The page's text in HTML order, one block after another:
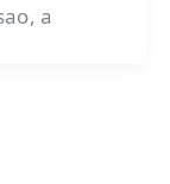
a